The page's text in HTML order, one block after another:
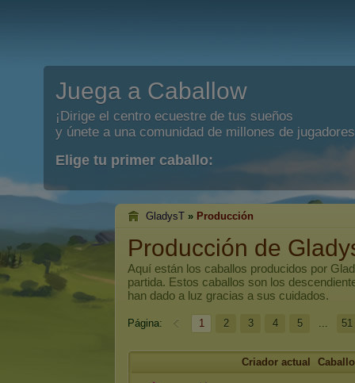
Juega a Caballow
¡Dirige el centro ecuestre de tus sueños
y únete a una comunidad de millones de
Elige tu primer caballo:
GladysT » Producción
Producción de
Aquí están los caballos producidos por
partida. Estos caballos son los
han dado a luz gracias a sus cuidados.
Página: 1 2 3 4 5 ... 51
Criador actual Caballo